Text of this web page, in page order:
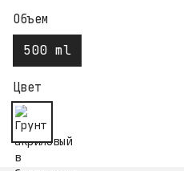
Объем
500 ml
Цвет